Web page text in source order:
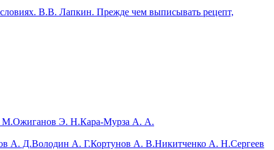
В.В. Лапкин. Прежде чем выписывать рецепт,
М.Ожиганов Э. Н.Кара-Мурза А. А.
А. Д.Володин А. Г.Кортунов А. В.Никитченко А. Н.Сергеев